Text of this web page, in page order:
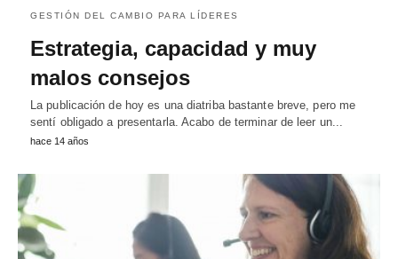
GESTIÓN DEL CAMBIO PARA LÍDERES
Estrategia, capacidad y muy
malos consejos
La publicación de hoy es una diatriba bastante breve, pero me
sentí obligado a presentarla. Acabo de terminar de leer un...
hace 14 años